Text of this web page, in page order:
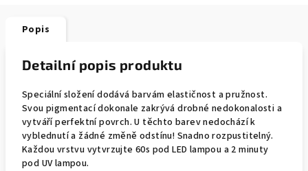
Popis
Detailní popis produktu
Speciální složení dodává barvám elastičnost a pružnost.
Svou pigmentací dokonale zakrývá drobné nedokonalosti a
vytváří perfektní povrch. U těchto barev nedochází k
vyblednutí a žádné změně odstínu! Snadno rozpustitelný.
Každou vrstvu vytvrzujte 60s pod LED lampou a 2 minuty
pod UV lampou.